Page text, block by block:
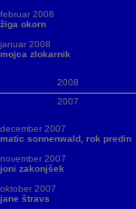
februar 2008
žiga okorn
januar 2008
mojca zlokarnik
2008
2007
december 2007
matic sonnenwald, rok predin
november 2007
joni zakonjšek
oktober 2007
jane štravs